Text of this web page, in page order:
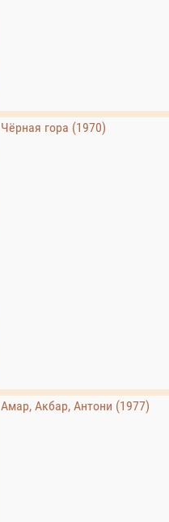
Чёрная гора (1970)
Амар, Акбар, Антони (1977)